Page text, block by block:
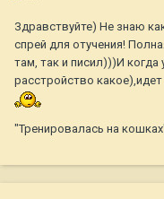
Здравствуйте) Не знаю
спрей для отучения!
там, так и писил)))И
расстройство
"Тренировалась на